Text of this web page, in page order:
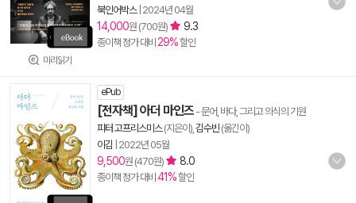
미리읽기
북인어박스| 2024년 04월
14,000원 (700원) 9.3
종이책 정가 대비 29%할인
ePub
[전자책] 아더 마인즈 - 문어, 바다, 그리고 의식의 기원
피터 고프리스미스(지은이), 김수빈 (옮긴이)
이김 2022년 05월
9,500원 (470원) 8.0
종이책 정가 대비 41%할인